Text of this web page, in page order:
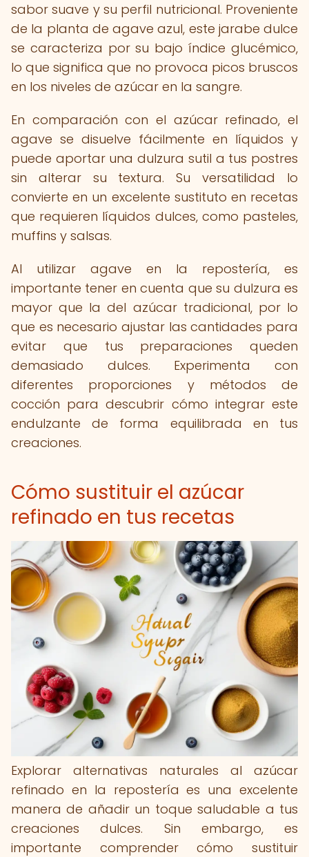
sabor suave y su perfil nutricional. Proveniente
de la planta de agave azul, este jarabe dulce
se caracteriza por su bajo índice glucémico,
lo que significa que no provoca picos bruscos
en los niveles de azúcar en la sangre.
En comparación con el azúcar refinado, el
agave se disuelve fácilmente en líquidos y
puede aportar una dulzura sutil a tus postres
sin alterar su textura. Su versatilidad lo
convierte en un excelente sustituto en recetas
que requieren líquidos dulces, como pasteles,
muffins y salsas.
Al utilizar agave en la repostería, es
importante tener en cuenta que su dulzura es
mayor que la del azúcar tradicional, por lo
que es necesario ajustar las cantidades para
evitar que tus preparaciones queden
demasiado dulces. Experimenta con
diferentes proporciones y métodos de
cocción para descubrir cómo integrar este
endulzante de forma equilibrada en tus
creaciones.
Cómo sustituir el azúcar
refinado en tus recetas
Explorar alternativas naturales al azúcar
refinado en la repostería es una excelente
manera de añadir un toque saludable a tus
creaciones dulces. Sin embargo, es
importante comprender cómo sustituir